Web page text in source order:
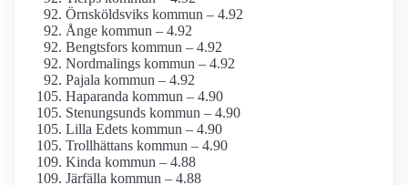
Örnsköldsviks kommun – 4.92
Ånge kommun – 4.92
Bengtsfors kommun – 4.92
Nordmalings kommun – 4.92
Pajala kommun – 4.92
Haparanda kommun – 4.90
Stenungsunds kommun – 4.90
Lilla Edets kommun – 4.90
Trollhättans kommun – 4.90
Kinda kommun – 4.88
Järfälla kommun – 4.88